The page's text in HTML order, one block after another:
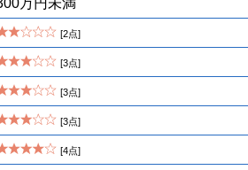
万円未満
[2点]
[3点]
[3点]
[3点]
[4点]